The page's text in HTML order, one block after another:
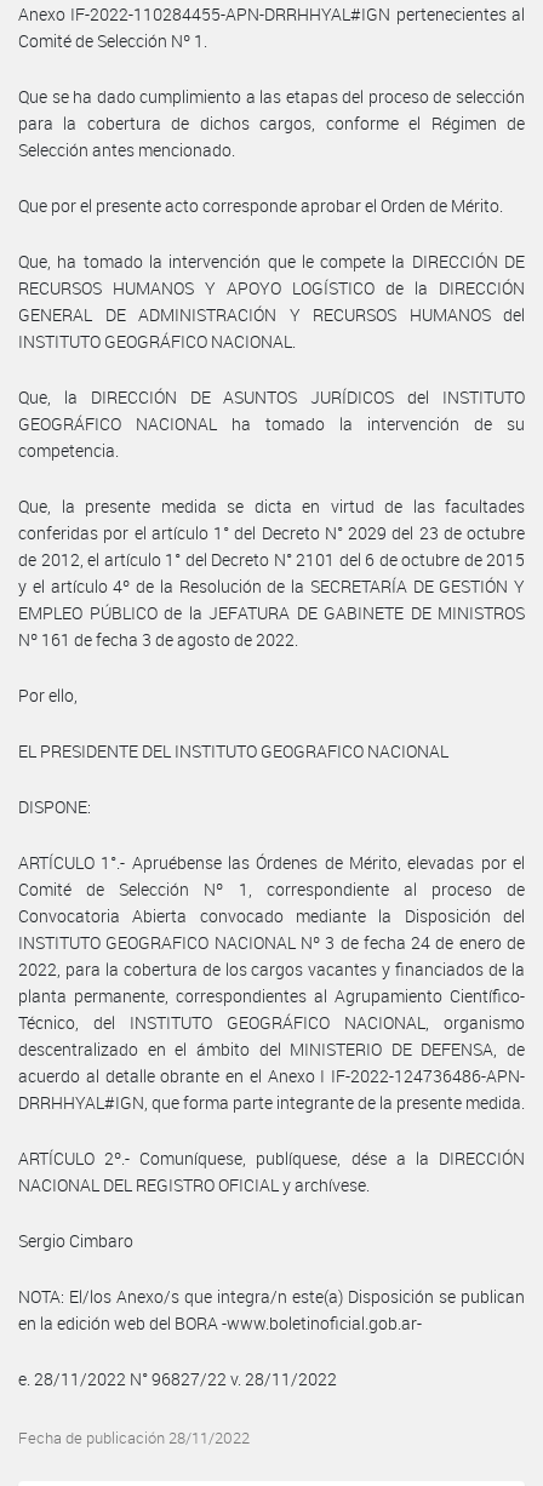
Anexo IF-2022-110284455-APN-DRRHHYAL#IGN pertenecientes al
Comité de Selección Nº 1.
Que se ha dado cumplimiento a las etapas del proceso de selección
para la cobertura de dichos cargos, conforme el Régimen de
Selección antes mencionado.
Que por el presente acto corresponde aprobar el Orden de Mérito.
Que, ha tomado la intervención que le compete la DIRECCIÓN DE
RECURSOS HUMANOS Y APOYO LOGÍSTICO de la DIRECCIÓN
GENERAL DE ADMINISTRACIÓN Y RECURSOS HUMANOS del
INSTITUTO GEOGRÁFICO NACIONAL.
Que, la DIRECCIÓN DE ASUNTOS JURÍDICOS del INSTITUTO
GEOGRÁFICO NACIONAL ha tomado la intervención de su
competencia.
Que, la presente medida se dicta en virtud de las facultades
conferidas por el artículo 1° del Decreto N° 2029 del 23 de octubre
de 2012, el artículo 1° del Decreto N° 2101 del 6 de octubre de 2015
y el artículo 4º de la Resolución de la SECRETARÍA DE GESTIÓN Y
EMPLEO PÚBLICO de la JEFATURA DE GABINETE DE MINISTROS
Nº 161 de fecha 3 de agosto de 2022.
Por ello,
EL PRESIDENTE DEL INSTITUTO GEOGRAFICO NACIONAL
DISPONE:
ARTÍCULO 1°.- Apruébense las Órdenes de Mérito, elevadas por el
Comité de Selección Nº 1, correspondiente al proceso de
Convocatoria Abierta convocado mediante la Disposición del
INSTITUTO GEOGRAFICO NACIONAL Nº 3 de fecha 24 de enero de
2022, para la cobertura de los cargos vacantes y financiados de la
planta permanente, correspondientes al Agrupamiento Científico-
Técnico, del INSTITUTO GEOGRÁFICO NACIONAL, organismo
descentralizado en el ámbito del MINISTERIO DE DEFENSA, de
acuerdo al detalle obrante en el Anexo I IF-2022-124736486-APN-
DRRHHYAL#IGN, que forma parte integrante de la presente medida.
ARTÍCULO 2º.- Comuníquese, publíquese, dése a la DIRECCIÓN
NACIONAL DEL REGISTRO OFICIAL y archívese.
Sergio Cimbaro
NOTA: El/los Anexo/s que integra/n este(a) Disposición se publican
en la edición web del BORA -www.boletinoficial.gob.ar-
e. 28/11/2022 N° 96827/22 v. 28/11/2022
Fecha de publicación 28/11/2022